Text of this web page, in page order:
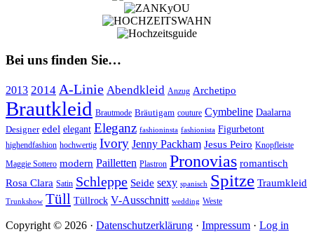
Bei uns finden Sie…
2013 2014 A-Linie Abendkleid Anzug Archetipo
Brautkleid Brautmode Bräutigam couture Cymbeline Daalarna
Designer edel elegant Eleganz fashioninsta fashionista Figurbetont
highendfashion hochwertig Ivory Jenny Packham Jesus Peiro Knopfleiste
Maggie Sottero modern Pailletten Plastron Pronovias romantisch
Rosa Clara Satin Schleppe Seide sexy spanisch Spitze Traumkleid
Trunkshow Tüll Tüllrock V-Ausschnitt wedding Weste
Copyright © 2026 · Datenschutzerklärung · Impressum · Log in